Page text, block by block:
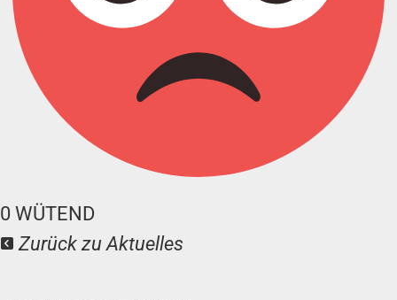
0 WÜTEND
Zurück zu Aktuelles